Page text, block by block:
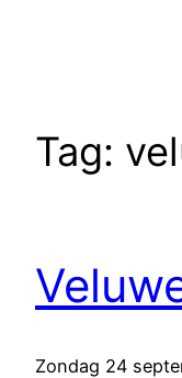
Tag:
Zondag 24